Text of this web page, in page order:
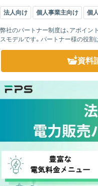
法人向け 個人事業主向け 個
弊社のパートナー制度は、アポイ
スモデルです。パートナー様の役割
話だけ聞いてみませんか？」とご案
資料